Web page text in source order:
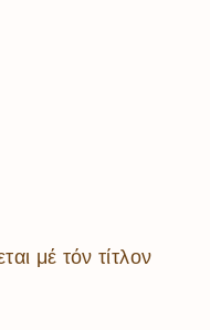
μέ τόν τίτλον